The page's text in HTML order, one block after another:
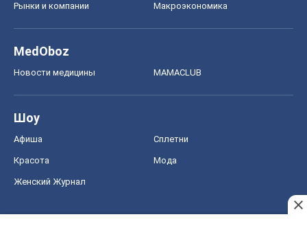
Рынки и компании Mакроэкономика
MedOboz
Новости медицины MAMACLUB
Шоу
Афиша Сплетни
Красота Мода
Женский Журнал